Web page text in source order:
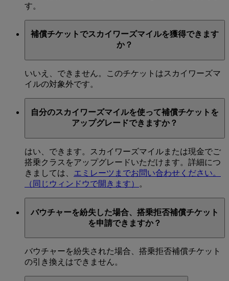
す。
補償チケットでスカイワーズマイルを獲得できます
か？
いいえ、できません。このチケットはスカイワーズマ
イルの対象外です。
自分のスカイワーズマイルを使って補償チケットを
アップグレードできますか？
はい、できます。スカイワーズマイルまたは現金でご
搭乗クラスをアップグレードいただけます。詳細につ
きましては、 エミレーツまでお問い合わせ ください。
（同じウィンドウで開きます）
。
バウチャーを紛失した場合、搭乗拒否補償チケット
を申請できますか？
バウチャーを紛失された場合、搭乗拒否補償チケット
の引き換えはできません。